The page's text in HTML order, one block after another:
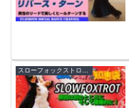
スローフォックストロット